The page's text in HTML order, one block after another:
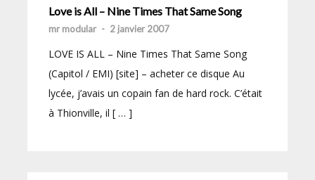
Love is All – Nine Times That Same Song
mr modular - 2 janvier 2007
LOVE IS ALL – Nine Times That Same Song
(Capitol / EMI) [site] – acheter ce disque Au
lycée, j’avais un copain fan de hard rock. C’était
à Thionville, il [ … ]